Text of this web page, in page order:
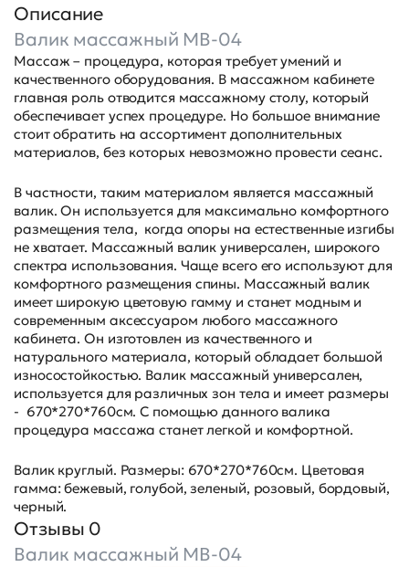
Описание
Валик массажный MB-04
Массаж – процедура, которая требует умений и
качественного оборудования. В массажном кабинете
главная роль отводится массажному столу, который
обеспечивает успех процедуре. Но большое внимание
стоит обратить на ассортимент дополнительных
материалов, без которых невозможно провести сеанс.
В частности, таким материалом является массажный
валик. Он используется для максимально комфортного
размещения тела, когда опоры на естественные изгибы
не хватает. Массажный валик универсален, широкого
спектра использования. Чаще всего его используют для
комфортного размещения спины. Массажный валик
имеет широкую цветовую гамму и станет модным и
современным аксессуаром любого массажного
кабинета. Он изготовлен из качественного и
натурального материала, который обладает большой
износостойкостью. Валик массажный универсален,
используется для различных зон тела и имеет размеры
- 670*270*760см. С помощью данного валика
процедура массажа станет легкой и комфортной.
Валик круглый. Размеры: 670*270*760см. Цветовая
гамма: бежевый, голубой, зеленый, розовый, бордовый,
черный.
Отзывы 0
Валик массажный MB-04